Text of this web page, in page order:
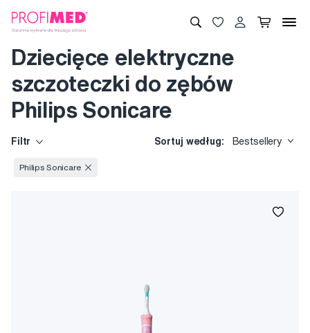
Dziecięce elektryczne
szczoteczki do zębów
Philips Sonicare
Filtr Sortuj według: Bestsellery
Philips Sonicare